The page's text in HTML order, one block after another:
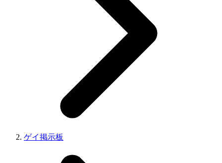
ゲイ掲示板